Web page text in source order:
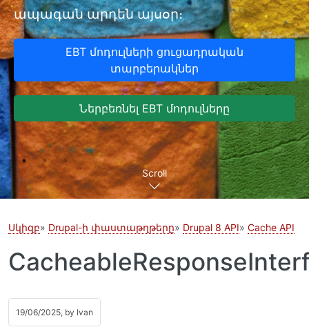
ապագան արդեն այսօր։
EBT մոդուլների ցուցադրական
տարբերակներ
Ներբեռնել EBT մոդուլները
Scroll
Սկիզբ Drupal-ի փաստաթղթերը Drupal 8 API Cache API
19/06/2025, by Ivan